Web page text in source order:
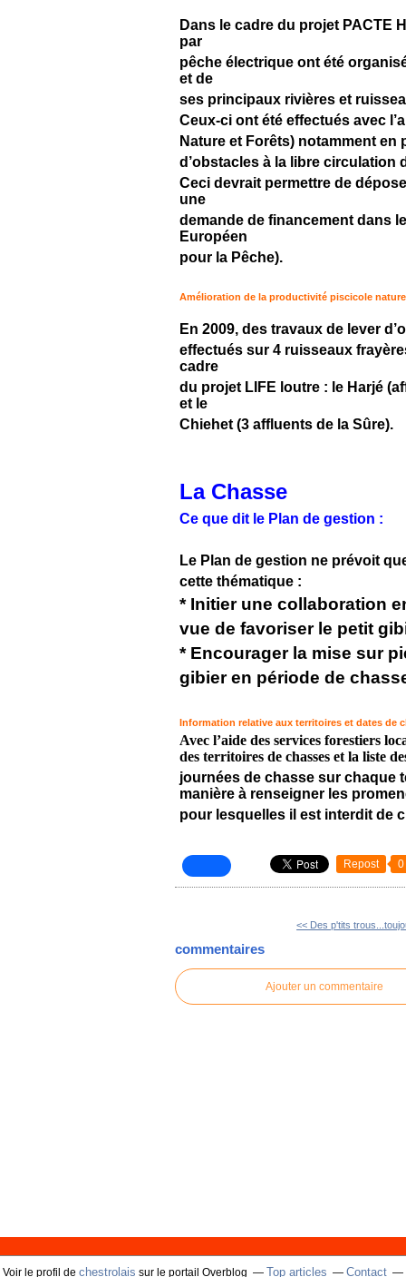
Dans le cadre du projet PACTE
par
pêche électrique ont été
et de
ses principaux rivières et
Ceux-ci ont été effectués avec
Nature et Forêts) notamment en
d’obstacles à la libre circulation
Ceci devrait permettre de
une
demande de financement dans
Européen
pour la Pêche).
Amélioration de la productivité piscicole
En 2009, des travaux de lever
effectués sur 4 ruisseaux
cadre
du projet LIFE loutre : le Harjé
et le
Chiehet (3 affluents de la Sûre).
La Chasse
Ce que dit le Plan de gestion :
Le Plan de gestion ne prévoit
cette thématique :
* Initier une collaboration
vue de favoriser le petit
* Encourager la mise sur
gibier en période de
Information relative aux territoires et dates de
Avec l’aide des services forestiers
des territoires de chasses et la liste
journées de chasse sur chaque
manière à renseigner les
pour lesquelles il est interdit de
Repost 0
<< Des p'tits
commentaires
Ajouter un commentaire
Voir le profil de chestrolais sur le portail Overblog Top articles Contact